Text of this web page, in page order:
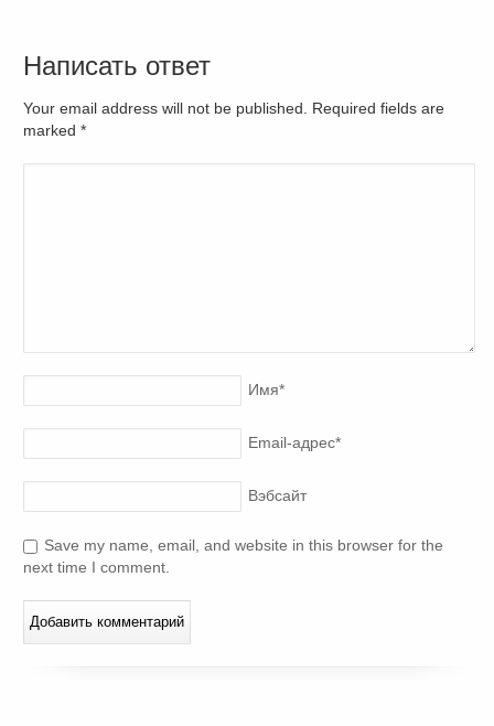
Написать ответ
Your email address will not be published. Required fields are
marked*
Имя*
Email-адрес*
Вэбсайт
Save my name, email, and website in this browser for the
next time I comment.